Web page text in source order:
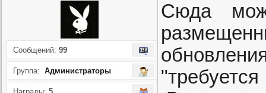
Сообщений: 99
Группа: Администраторы
Сюда